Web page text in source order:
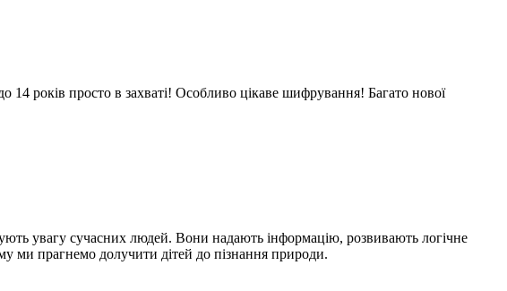
років просто в захваті! Особливо цікаве шифрування! Багато нової
увагу сучасних людей. Вони надають інформацію, розвивають логічне
ми прагнемо долучити дітей до пізнання природи.